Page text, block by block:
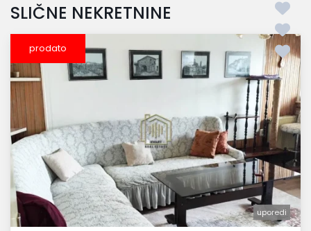
SLIČNE NEKRETNINE
prodato
uporedi